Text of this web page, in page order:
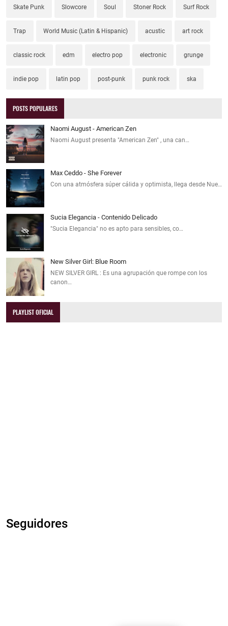
Skate Punk Slowcore Soul Stoner Rock Surf Rock
Trap World Music (Latin & Hispanic) acustic art rock
classic rock edm electro pop electronic grunge
indie pop latin pop post-punk punk rock ska
POSTS POPULARES
Naomi August - American Zen
Naomi August presenta "American Zen" , una can…
Max Ceddo - She Forever
Con una atmósfera súper cálida y optimista, llega desde Nue…
Sucia Elegancia - Contenido Delicado
"Sucia Elegancia" no es apto para sensibles, co…
New Silver Girl: Blue Room
NEW SILVER GIRL : Es una agrupación que rompe con los
canon…
PLAYLIST OFICIAL
Seguidores